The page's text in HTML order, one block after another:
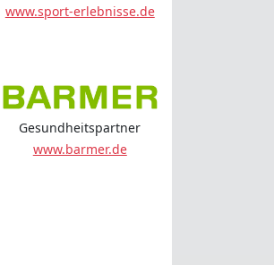
www.sport-erlebnisse.de
Gesundheitspartner
www.barmer.de